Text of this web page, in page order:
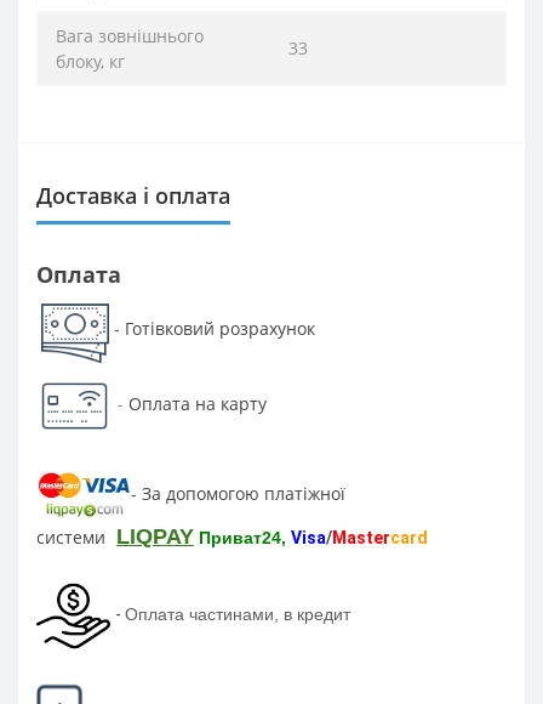
Вага зовнішнього
блоку, кг
33
Доставка і оплата
Оплата
- Готівковий розрахунок
- Оплата на карту
- За допомогою платіжної
системи LIQPAY Приват24, Visa/Mastercard
- Оплата частинами, в кредит